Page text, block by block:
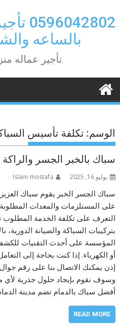
to
content
بالساعه
تأجير عماله
الوسم: تكلفة تأسيس
سباك بالخبر الجسر والراكة 0540563783
يوليو 16, 2025 Islam mostafa
سباك الجسر الخبر يقوم سباك
على المستلزمات والمعدات المطلوبة
التعرف على تكلفة الخدمة المطلوب
بتركيبات السباكة والصيانة
المؤسسة على أحدث التقنيات
أو الكهرباء. إذا كنت بحاجة إلى
إذن يمكنك الاتصال بنا على رقم
وسوف نقوم بإيجاد حلول جذرية لأي
أفضل سباك بالدمام تضم مدينة
READ MORE